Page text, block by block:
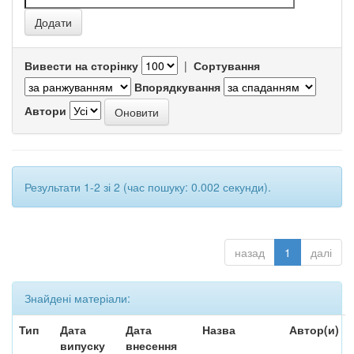
Вивести на сторінку | Сортування
Впорядкування
Автори
Результати 1-2 зі 2 (час пошуку: 0.002 секунди).
назад 1 далі
Знайдені матеріали:
Тип
Дата
випуску
Дата
внесення
Назва Автор(и)